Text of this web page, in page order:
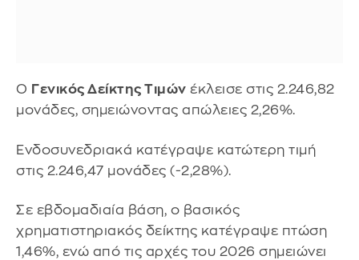
O Γενικός Δείκτης Τιμών έκλεισε στις 2.246,82
μονάδες, σημειώνοντας απώλειες 2,26%.
Ενδοσυνεδριακά κατέγραψε κατώτερη τιμή
στις 2.246,47 μονάδες (-2,28%).
Σε εβδομαδιαία βάση, ο βασικός
χρηματιστηριακός δείκτης κατέγραψε πτώση
1,46%, ενώ από τις αρχές του 2026 σημειώνει